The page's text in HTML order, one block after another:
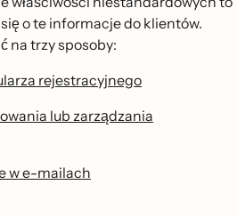
o te informacje do klientów.
na trzy sposoby:
rejestracyjnego
lub zarządzania
w e-mailach